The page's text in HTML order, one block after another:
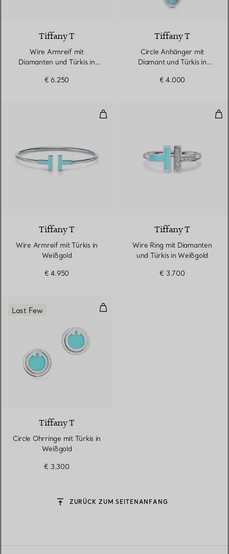
3 Materialien
Tiffany T
Wire Armreif mit
Diamanten und Türkis in
€ 6.250
Tiffany T
Circle Anhänger mit
Diamant und Türkis in
€ 4.000
Wire Armreif mit Türkis in
Tiffany T
Wire Armreif mit Türkis in
Weißgold
€ 4.950
Tiffany T
Wire Ring mit Diamanten
und Türkis in Weißgold
€ 3.700
Circle Ohrringe mit Türkis in
Last Few
Tiffany T
Circle Ohrringe mit Türkis in
Weißgold
€ 3.300
ZURÜCK ZUM SEITENANFANG